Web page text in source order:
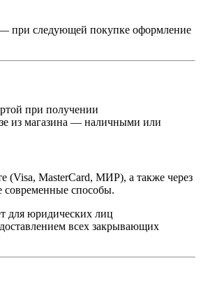
при следующей покупке оформление
при получении
из магазина — наличными или
(Visa, MasterCard, МИР), а также через
способы.
для юридических лиц
всех закрывающих